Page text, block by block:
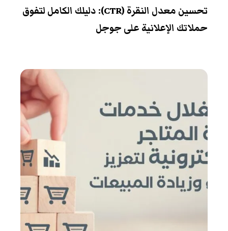
تحسين معدل النقرة (CTR): دليلك الكامل لتفوق
حملاتك الإعلانية على جوجل